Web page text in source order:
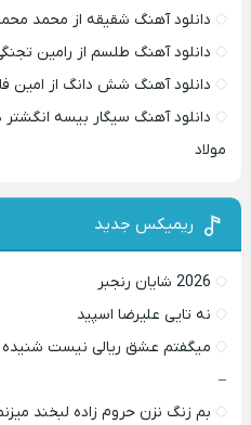
دانلود آهنگ شقیقه از محمد
دانلود آهنگ طلسم از رامین
دانلود آهنگ شش دانگ از امین
دانلود آهنگ سیگار بیسه
مولاد
ریمیکس جدید
2026 شایان رنجبر
نه تایی علیرضا اسپید
میگفتم عشق ریالی نیست شنیده
–
بم زنگ نزن حروم زاده لبخند